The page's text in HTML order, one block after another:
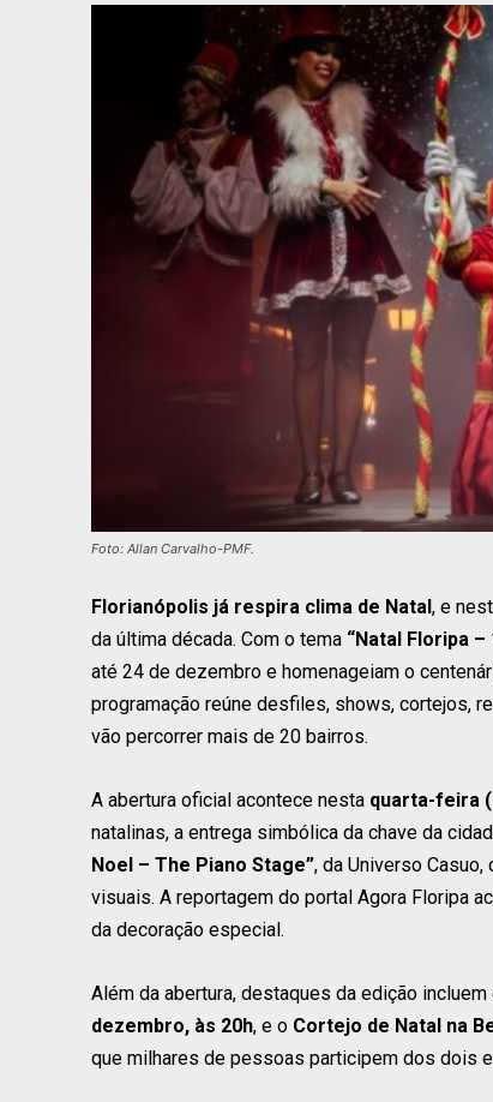
Foto: Allan Carvalho-PMF.
Florianópolis já respira clima de Natal, e
da última década. Com o tema “Natal Floripa –
até 24 de dezembro e homenageiam o
programação reúne desfiles, shows, cortejos,
vão percorrer mais de 20 bairros.
A abertura oficial acontece nesta quarta-feira
natalinas, a entrega simbólica da chave da
Noel – The Piano Stage”, da Universo
visuais. A reportagem do portal Agora Floripa
da decoração especial.
Além da abertura, destaques da edição incluem
dezembro, às 20h, e o Cortejo de Natal na
que milhares de pessoas participem dos dois